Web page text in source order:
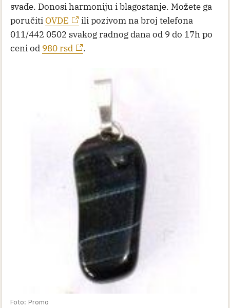
svađe. Donosi harmoniju i blagostanje. Možete ga
poručitiOVDE
ili pozivom na broj telefona
011/442 0502 svakog radnog dana od 9 do 17h po
ceni od 980 rsd .
Foto: Promo